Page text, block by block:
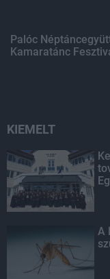
Palóc
Kamaratánc
KIEMELT
A